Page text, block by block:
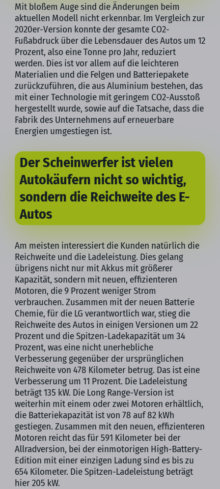
Mit bloßem Auge sind die Änderungen beim
aktuellen Modell nicht erkennbar. Im Vergleich zur
2020er-Version konnte der gesamte CO2-
Fußabdruck über die Lebensdauer des Autos um 12
Prozent, also eine Tonne pro Jahr, reduziert
werden. Dies ist vor allem auf die leichteren
Materialien und die Felgen und Batteriepakete
zurückzuführen, die aus Aluminium bestehen, das
mit einer Technologie mit geringem CO2-Ausstoß
hergestellt wurde, sowie auf die Tatsache, dass die
Fabrik des Unternehmens auf erneuerbare
Energien umgestiegen ist.
Der Scheinwerfer ist vielen
Autokäufern nicht so wichtig,
sondern die Reichweite des E-
Autos
Am meisten interessiert die Kunden natürlich die
Reichweite und die Ladeleistung. Dies gelang
übrigens nicht nur mit Akkus mit größerer
Kapazität, sondern mit neuen, effizienteren
Motoren, die 9 Prozent weniger Strom
verbrauchen. Zusammen mit der neuen Batterie
Chemie, für die LG verantwortlich war, stieg die
Reichweite des Autos in einigen Versionen um 22
Prozent und die Spitzen-Ladekapazität um 34
Prozent, was eine nicht unerhebliche
Verbesserung gegenüber der ursprünglichen
Reichweite von 478 Kilometer betrug. Das ist eine
Verbesserung um 11 Prozent. Die Ladeleistung
beträgt 135 kW. Die Long Range-Version ist
weiterhin mit einem oder zwei Motoren erhältlich,
die Batteriekapazität ist von 78 auf 82 kWh
gestiegen. Zusammen mit den neuen, effizienteren
Motoren reicht das für 591 Kilometer bei der
Allradversion, bei der einmotorigen High-Battery-
Edition mit einer einzigen Ladung sind es bis zu
654 Kilometer. Die Spitzen-Ladeleistung beträgt
hier 205 kW.